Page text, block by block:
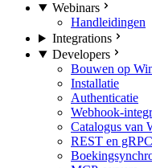
Webinars
Handleidingen
Integrations
Developers
Bouwen op
Installatie
Authenticatie
Webhook-
Catalogus van
REST en gRPC